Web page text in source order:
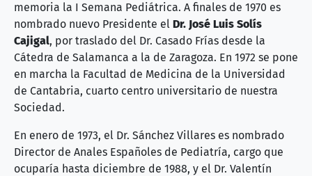
memoria la I Semana Pediátrica. A finales de 1970 es
nombrado nuevo Presidente el Dr. José Luis Solís
Cajigal, por traslado del Dr. Casado Frías desde la
Cátedra de Salamanca a la de Zaragoza. En 1972 se pone
en marcha la Facultad de Medicina de la Universidad
de Cantabria, cuarto centro universitario de nuestra
Sociedad.
En enero de 1973, el Dr. Sánchez Villares es nombrado
Director de Anales Españoles de Pediatría, cargo que
ocuparía hasta diciembre de 1988, y el Dr. Valentín